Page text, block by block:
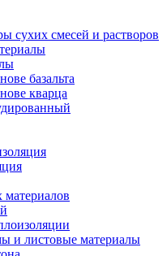
сухих смесей и растворов
базальта
кварца
и листовые материалы